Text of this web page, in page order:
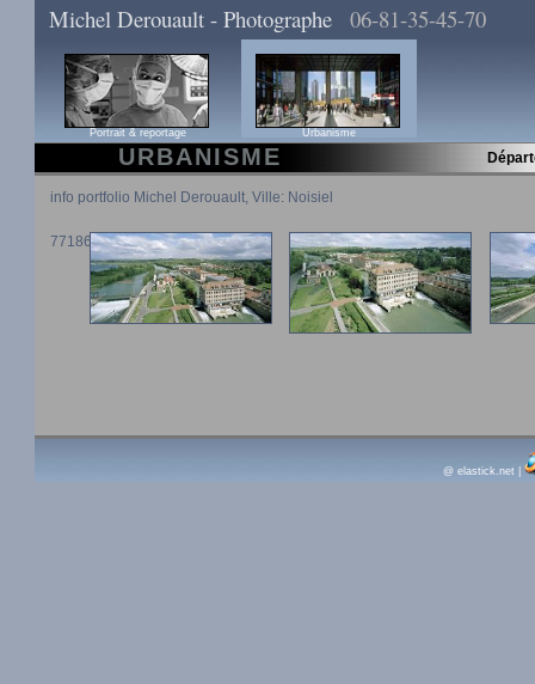
Michel Derouault - Photographe 06-81-35-45-70
Portrait & reportage Urbanisme
URBANISME
info portfolio Michel Derouault, Ville: Noisiel
77186
@ elastick.net